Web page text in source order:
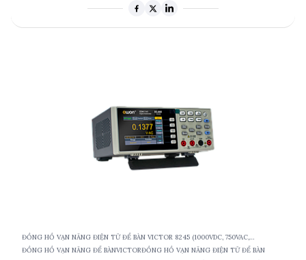
Với khả năng đo lên đến 1000VDC và 750VAC, cùng với
công cụ lý tưởng trong các phòng thí nghiệm và cơ sở
ĐỒNG HỒ VẠN NĂNG ĐIỆN TỬ ĐỂ BÀN VICTOR 8245 (1000VDC, 750VAC,
10ACA/DCA, TRMS)
ĐỒNG HỒ VẠN NĂNG ĐỂ BÀNVICTORĐỒNG HỒ VẠN NĂNG ĐIỆN TỬ ĐỂ BÀN